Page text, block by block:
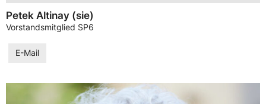
Petek Altinay (sie)
Vorstandsmitglied SP6
E-Mail